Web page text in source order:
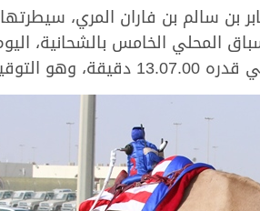
بن سالم بن فاران المري،
اليوم.